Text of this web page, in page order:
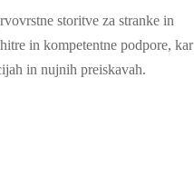
storitve za stranke in
in kompetentne podpore, kar
in nujnih preiskavah.